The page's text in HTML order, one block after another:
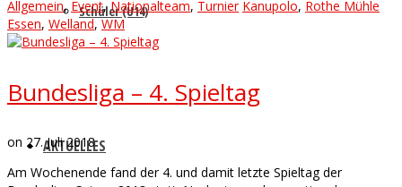
Schüler (U14)
AKTUELLES
Allgemein,Event,Nationalteam, Turnier Kanupolo, Rothe Mühle
Essen, Welland,WM
Bundesliga – 4. Spieltag
on 27. Juli 2018
Am Wochenende fand der 4. und damit letzte Spieltag der